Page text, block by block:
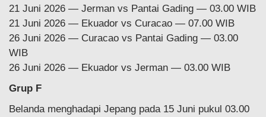
21 Juni 2026 — Jerman vs Pantai Gading — 03.00 WIB
21 Juni 2026 — Ekuador vs Curacao — 07.00 WIB
26 Juni 2026 — Curacao vs Pantai Gading — 03.00
WIB
26 Juni 2026 — Ekuador vs Jerman — 03.00 WIB
Grup F
Belanda menghadapi Jepang pada 15 Juni pukul 03.00